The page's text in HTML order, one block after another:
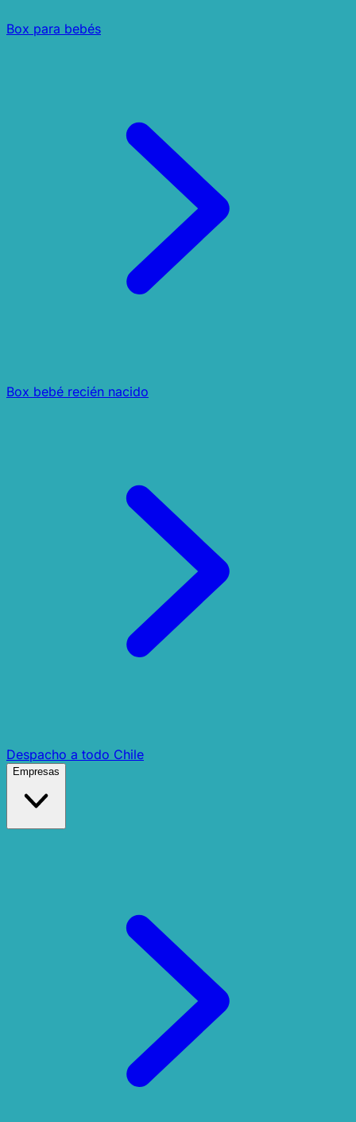
Box para bebés
Box bebé recién nacido
Despacho a todo Chile
Empresas